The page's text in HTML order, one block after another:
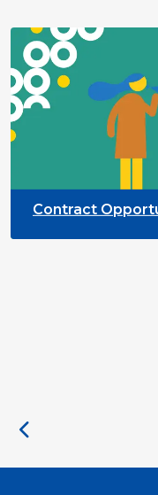
Contract
Priority